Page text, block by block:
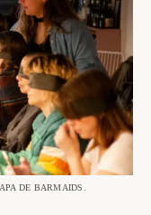
DE BARMAIDS.